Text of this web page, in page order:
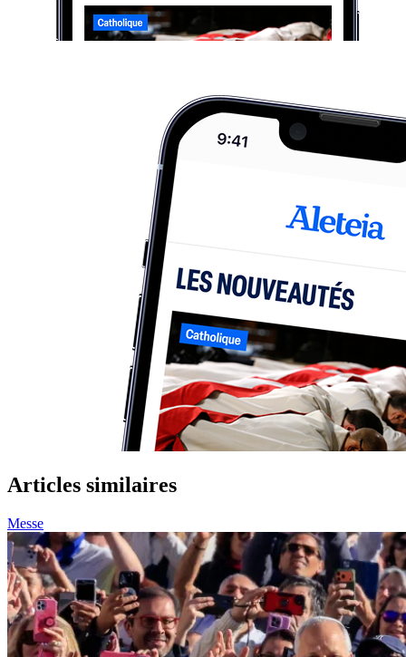
Articles similaires
Messe